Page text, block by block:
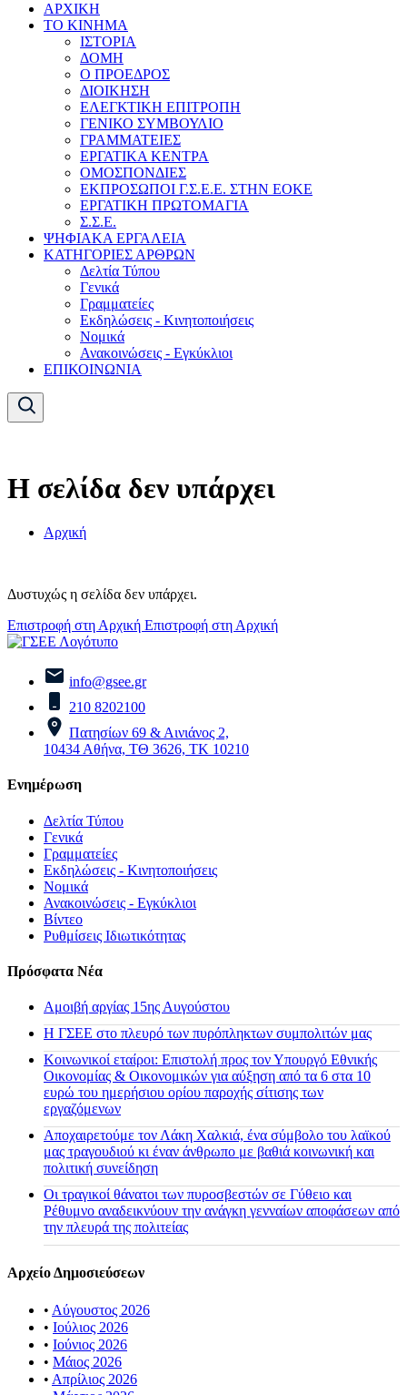
ΑΡΧΙΚΗ
ΤΟ ΚΙΝΗΜΑ
ΙΣΤΟΡΙΑ
ΔΟΜΗ
Ο ΠΡΟΕΔΡΟΣ
ΔΙΟΙΚΗΣΗ
ΕΛΕΓΚΤΙΚΗ ΕΠΙΤΡΟΠΗ
ΓΕΝΙΚΟ ΣΥΜΒΟΥΛΙΟ
ΓΡΑΜΜΑΤΕΙΕΣ
ΕΡΓΑΤΙΚΑ ΚΕΝΤΡΑ
ΟΜΟΣΠΟΝΔΙΕΣ
ΕΚΠΡΟΣΩΠΟΙ Γ.Σ.Ε.Ε. ΣΤΗΝ ΕΟΚΕ
ΕΡΓΑΤΙΚΗ ΠΡΩΤΟΜΑΓΙΑ
Σ.Σ.Ε.
ΨΗΦΙΑΚΑ ΕΡΓΑΛΕΙΑ
ΚΑΤΗΓΟΡΙΕΣ ΑΡΘΡΩΝ
Δελτία Τύπου
Γενικά
Γραμματείες
Εκδηλώσεις - Κινητοποιήσεις
Νομικά
Ανακοινώσεις - Εγκύκλιοι
ΕΠΙΚΟΙΝΩΝΙΑ
Η σελίδα δεν υπάρχει
Αρχική
Δυστυχώς η σελίδα δεν υπάρχει.
Επιστροφή στη Αρχική Επιστροφή στη Αρχική
info@gsee.gr
210 8202100
Πατησίων 69 & Αινιάνος 2,
10434 Αθήνα, ΤΘ 3626, ΤΚ 10210
Ενημέρωση
Δελτία Τύπου
Γενικά
Γραμματείες
Εκδηλώσεις - Κινητοποιήσεις
Νομικά
Ανακοινώσεις - Εγκύκλιοι
Βίντεο
Ρυθμίσεις Ιδιωτικότητας
Πρόσφατα Νέα
Αμοιβή αργίας 15ης Αυγούστου
H ΓΣΕΕ στο πλευρό των πυρόπληκτων συμπολιτών μας
Κοινωνικοί εταίροι: Επιστολή προς τον Υπουργό Εθνικής
Οικονομίας & Οικονομικών για αύξηση από τα 6 στα 10
ευρώ του ημερήσιου ορίου παροχής σίτισης των
εργαζόμενων
Αποχαιρετούμε τον Λάκη Χαλκιά, ένα σύμβολο του λαϊκού
μας τραγουδιού κι έναν άνθρωπο με βαθιά κοινωνική και
πολιτική συνείδηση
Οι τραγικοί θάνατοι των πυροσβεστών σε Γύθειο και
Ρέθυμνο αναδεικνύουν την ανάγκη γενναίων αποφάσεων από
την πλευρά της πολιτείας
Αρχείο Δημοσιεύσεων
• Αύγουστος 2026
• Ιούλιος 2026
• Ιούνιος 2026
• Μάιος 2026
• Απρίλιος 2026